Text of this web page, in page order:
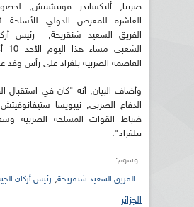
صربيا, أليكساندر فويتشيتش,
الفريق السعيد شنقريحة, رئيس
العاصمة الصربية بلغراد على رأس
وأضاف البيان, أنه "كان في استقبال
الدفاع الصربي, نيبويسا
ضباط القوات المسلحة الصربية
ببلغراد".
وسوم:
الفريق السعيد شنقريحة, رئيس أركان
الجزائر